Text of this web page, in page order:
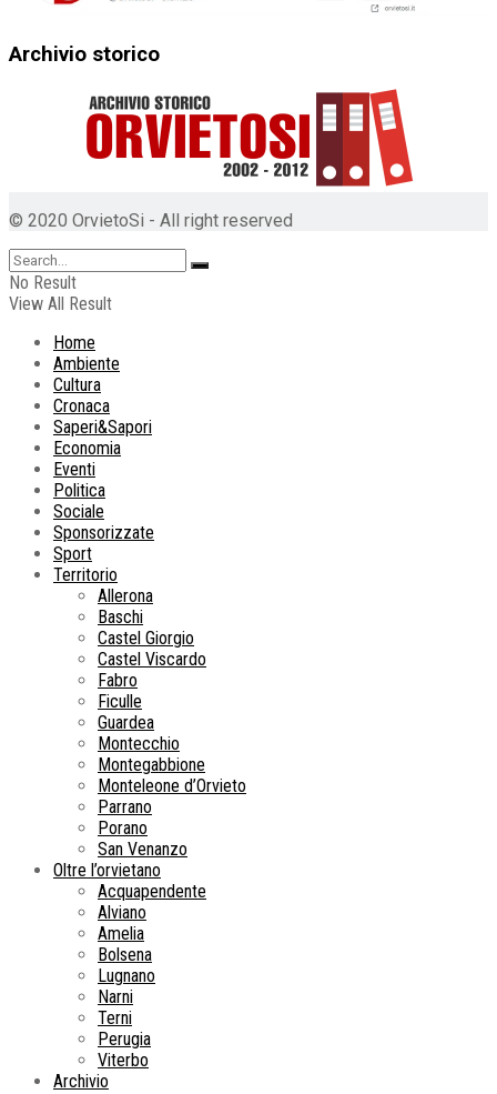
Archivio storico
© 2020 OrvietoSi - All right reserved
No Result
View All Result
Home
Ambiente
Cultura
Cronaca
Saperi&Sapori
Economia
Eventi
Politica
Sociale
Sponsorizzate
Sport
Territorio
Allerona
Baschi
Castel Giorgio
Castel Viscardo
Fabro
Ficulle
Guardea
Montecchio
Montegabbione
Monteleone d’Orvieto
Parrano
Porano
San Venanzo
Oltre l’orvietano
Acquapendente
Alviano
Amelia
Bolsena
Lugnano
Narni
Terni
Perugia
Viterbo
Archivio